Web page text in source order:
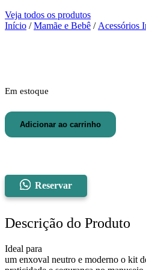
Veja todos os produtos
Início /Mamãe e Bebê / Acessórios
Em estoque
Kit
Cuidados
para
11953
quantidade
Adicionar ao carrinho
Reservar
Descrição do Produto
Ideal para
um enxoval neutro e moderno o kit